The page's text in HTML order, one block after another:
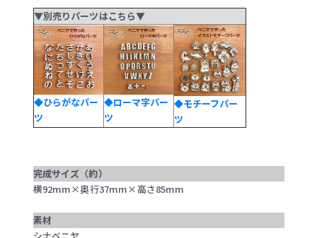
▼別売りパーツはこちら▼
◆ひらがなパー
ツ
◆ローマ字パー
ツ
◆モチーフパー
ツ
完成サイズ（約）
横92mm×奥行37mm×高さ85mm
素材